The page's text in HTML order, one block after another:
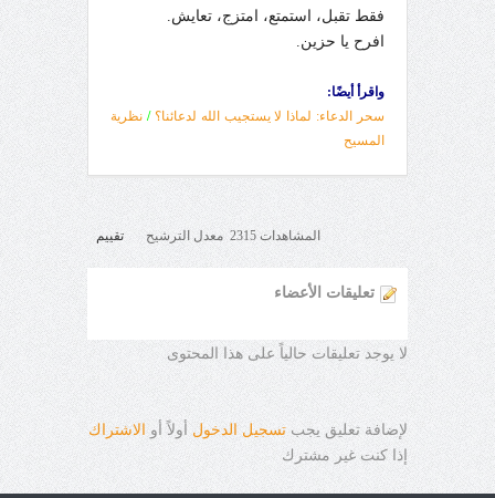
فقط تقبل، استمتع، امتزج، تعايش.
افرح يا حزين.
واقرأ أيضًا:
سحر الدعاء: لماذا لا يستجيب الله لدعائنا؟ / نظرية
المسيح
المشاهدات 2315 معدل الترشيح تقييم
تعليقات الأعضاء
لا يوجد تعليقات حالياً على هذا المحتوى
لإضافة تعليق يجب تسجيل الدخول أولاً أو
الاشتراك
إذا كنت غير مشترك